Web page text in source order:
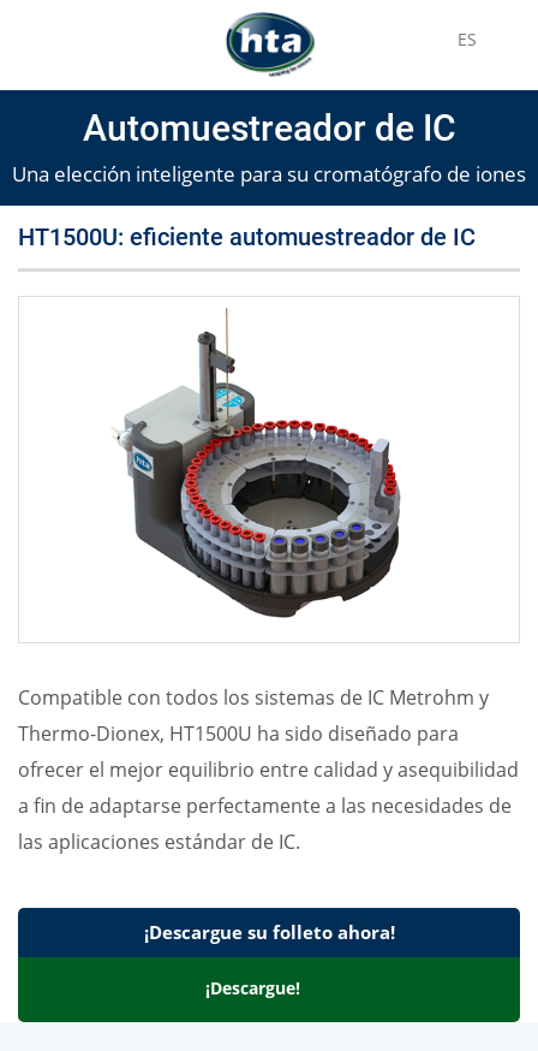
ES
Automuestreador de IC
Una elección inteligente para su cromatógrafo de iones
Compatible con todos los sistemas de IC Metrohm y
Thermo-Dionex, HT1500U ha sido diseñado para
ofrecer el mejor equilibrio entre calidad y asequibilidad
a fin de adaptarse perfectamente a las necesidades de
las aplicaciones estándar de IC.
¡Descargue su folleto ahora!
¡Descargue!
HT1500U: eficiente automuestreador de IC